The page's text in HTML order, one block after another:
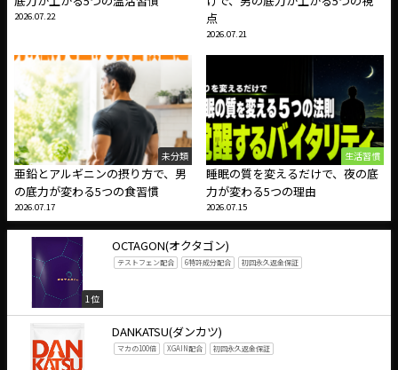
2026.07.22
点
2026.07.21
未分類
亜鉛とアルギニンの摂り方で、男
の底力が変わる5つの食習慣
2026.07.17
生活習慣
睡眠の質を変えるだけで、夜の底
力が変わる5つの理由
2026.07.15
1位
OCTAGON(オクタゴン)
テストフェン配合 6特許成分配合 初回永久返金保証
DANKATSU(ダンカツ)
マカの100倍 XGAIN配合 初回永久返金保証